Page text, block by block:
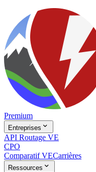
Premium
Entreprises 
API Routage VE
CPO
Comparatif VECarrières
Ressources 